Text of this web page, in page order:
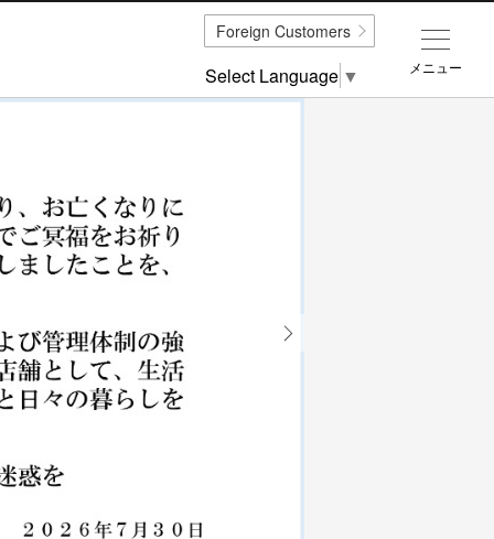
メニュー
Foreign Customers
Select Language ▼